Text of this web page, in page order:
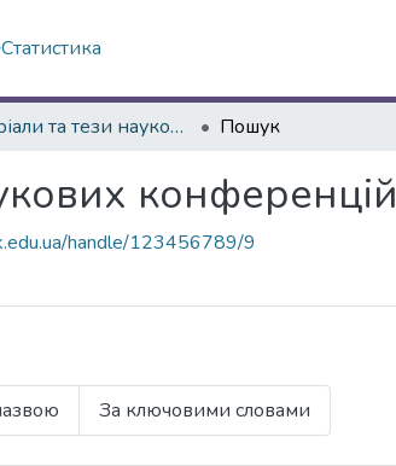
Статистика
Матеріали та тези наукових конференцій Пошук
конференцій
handle/123456789/9
За ключовими словами